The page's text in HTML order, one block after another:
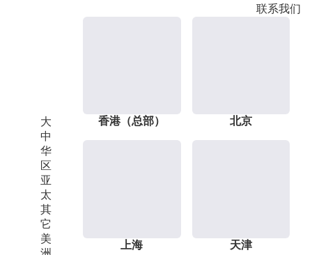
联系我们
大
中
华
区
亚
太
其
它
美
香港（总部） 北京
上海 天津